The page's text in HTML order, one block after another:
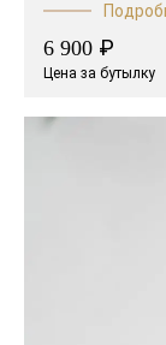
6 900 ₽
Цена за бутылку